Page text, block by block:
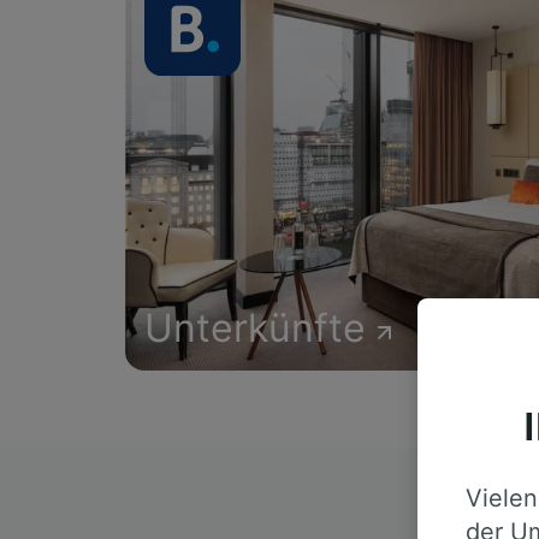
Unterkünfte
der